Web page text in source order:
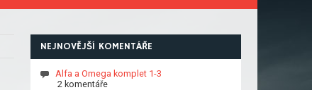
NEJNOVĚJŠÍ KOMENTÁŘE
Alfa a Omega komplet 1-3
2 komentáře